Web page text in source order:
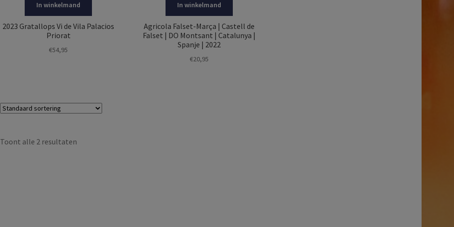
In winkelmand
2023 Gratallops Vi de Vila Palacios
Priorat
€54,95
In winkelmand
Agricola Falset-Marça | Castell de
Falset | DO Montsant | Catalunya |
Spanje | 2022
€20,95
Toont alle 2 resultaten